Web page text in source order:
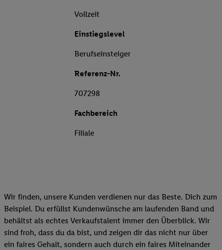
Vollzeit
Einstiegslevel
Berufseinsteiger
Referenz-Nr.
707298
Fachbereich
Filiale
Wir finden, unsere Kunden verdienen nur das Beste. Dich zum
Beispiel. Du erfüllst Kundenwünsche am laufenden Band und
behältst als echtes Verkaufstalent immer den Überblick. Wir
sind froh, dass du da bist, und zeigen dir das nicht nur über
ein faires Gehalt, sondern auch durch ein faires Miteinander